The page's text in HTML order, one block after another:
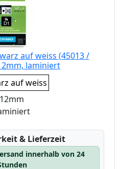
auf weiss (45013 /
laminiert
auf weiss
12mm
& Lieferzeit
innerhalb von 24